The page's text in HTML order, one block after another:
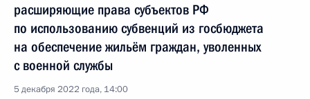
расширяющие права субъектов РФ
по использованию субвенций из госбюджета
на обеспечение жильём граждан, уволенных
с военной службы
5 декабря 2022 года, 14:00